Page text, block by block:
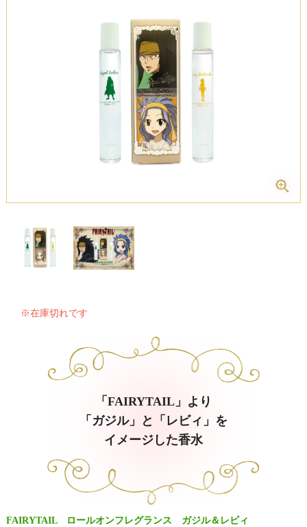
※在庫切れです
「FAIRYTAIL」より
「ガジル」と「レビィ」を
イメージした香水
FAIRYTAIL ロールオンフレグランス ガジル＆レビィ